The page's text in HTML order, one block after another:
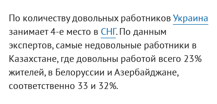
По количеству довольных работниковУкраина
занимает 4-е место в СНГ. По данным
экспертов, самые недовольные работники в
Казахстане, где довольны работой всего 23%
жителей, в Белоруссии и Азербайджане,
соответственно 33 и 32%.